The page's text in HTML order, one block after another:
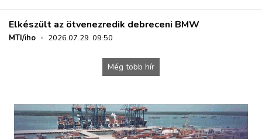
Elkészült az ötvenezredik debreceni BMW
MTI/iho · 2026.07.29. 09:50
Még több hír